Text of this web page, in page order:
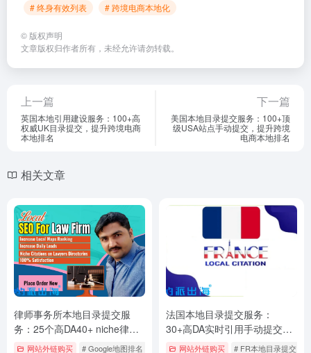
# 终身有效列表
# 跨境电商本地化
© 版权声明
文章版权归作者所有，未经允许请勿转载。
上一篇
英国本地引用建设服务：100+高
权威UK目录提交，提升跨境电商
本地排名
下一篇
美国本地目录提交服务：100+顶
级USA站点手动提交，提升跨境
电商本地排名
相关文章
律师事务所本地目录提交服
务：25个高DA40+ niche律师
站点，提升法律服务本地排名
网站外链购买 # Google地图排名 # NAP一致优化 # 区域关键词提升
法国本地目录提交服务：
30+高DA实时引用手动提交，
提升跨境电商本地排名
网站外链购买 # FR本地目录提交